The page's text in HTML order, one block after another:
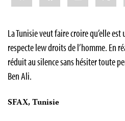
La Tunisie veut faire croire qu’elle
respecte lew droits de l’homme. En
réduit au silence sans hésiter toute
Ben Ali.
SFAX, Tunisie